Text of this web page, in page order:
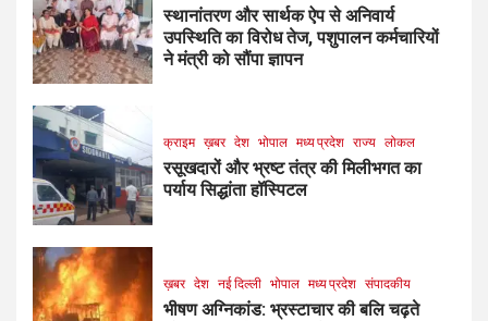
स्थानांतरण और सार्थक ऐप से अनिवार्य
उपस्थिति का विरोध तेज, पशुपालन कर्मचारियों
ने मंत्री को सौंपा ज्ञापन
क्राइम ख़बर देश भोपाल मध्य प्रदेश राज्य लोकल
रसूखदारों और भ्रष्ट तंत्र की मिलीभगत का
पर्याय सिद्धांता हॉस्पिटल
ख़बर देश नई दिल्ली भोपाल मध्य प्रदेश संपादकीय
भीषण अग्निकांड: भ्रस्टाचार की बलि चढ़ते